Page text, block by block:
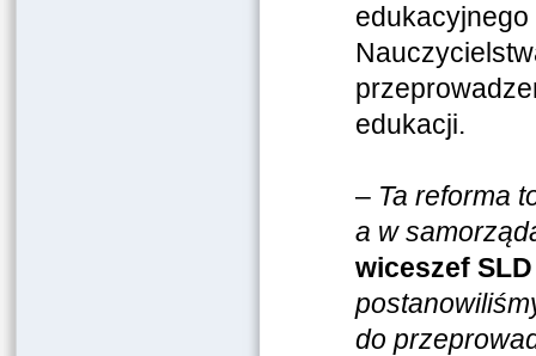
edukacji.
– Ta reforma
a w
wiceszef
do